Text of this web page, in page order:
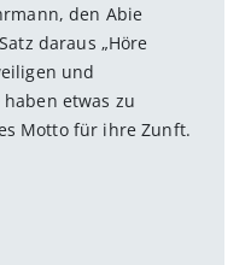
den Abie
daraus „Höre
und
etwas zu
Motto für ihre Zunft.